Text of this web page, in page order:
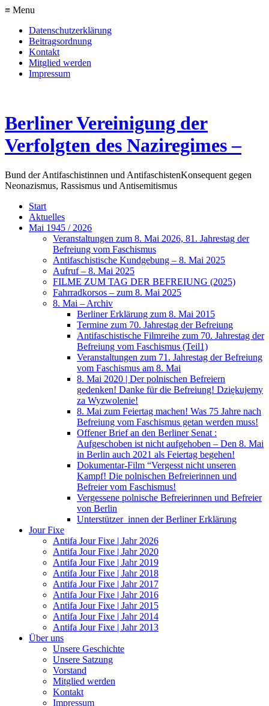
≡ Menu
Datenschutzerklärung
Beitragsordnung
Kontakt
Mitglied werden
Impressum
Berliner Vereinigung der
Verfolgten des Naziregimes –
Bund der Antifaschistinnen und AntifaschistenKonsequent gegen
Neonazismus, Rassismus und Antisemitismus
Start
Aktuelles
Mai 1945 / 2026
Veranstaltungen zum 8. Mai 2026, 81. Jahrestag der
Befreiung vom Faschismus
Antifaschistische Kundgebung – 8. Mai 2025
Aufruf – 8. Mai 2025
FILME ZUM TAG DER BEFREIUNG (2025)
Fahrradkorsos – zum 8. Mai 2025
8. Mai – Archiv
Berliner Erklärung zum 8. Mai 2015
Termine zum 70. Jahrestag der Befreiung
Antifaschistische Filmreihe zum 70. Jahrestag der
Befreiung vom Faschismus (Teil1)
Veranstaltungen zum 71. Jahrestag der Befreiung
vom Faschismus am 8. Mai
8. Mai 2020 | Der polnischen Befreiern
gedenken! Danke für die Befreiung! Dziękujemy
za Wyzwolenie!
8. Mai zum Feiertag machen! Was 75 Jahre nach
Befreiung vom Faschismus getan werden muss!
Offener Brief an den Berliner Senat :
Aufgeschoben ist nicht aufgehoben – Den 8. Mai
in Berlin auch 2021 als Feiertag begehen!
Dokumentar-Film “Vergesst nicht unseren
Kampf! Die polnischen Befreierinnen und
Befreier vom Faschismus!
Vergessene polnische Befreierinnen und Befreier
von Berlin
Unterstützer_innen der Berliner Erklärung
Jour Fixe
Antifa Jour Fixe | Jahr 2026
Antifa Jour Fixe | Jahr 2020
Antifa Jour Fixe | Jahr 2019
Antifa Jour Fixe | Jahr 2018
Antifa Jour Fixe | Jahr 2017
Antifa Jour Fixe | Jahr 2016
Antifa Jour Fixe | Jahr 2015
Antifa Jour Fixe | Jahr 2014
Antifa Jour Fixe | Jahr 2013
Über uns
Unsere Geschichte
Unsere Satzung
Vorstand
Mitglied werden
Kontakt
Impressum